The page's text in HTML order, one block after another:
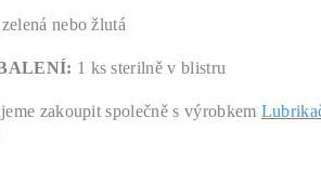
zelená nebo žlutá
1 ks sterilně v blistru
zakoupit společně s výrobkem